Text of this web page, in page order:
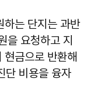
하는 단지는 과반
을 요청하고 지
금으로 반환해
단 비용을 융자